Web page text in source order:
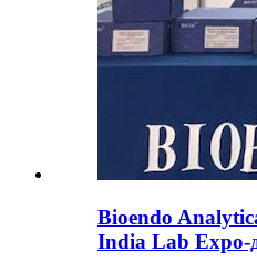
Bioendo
India Lab Expo-